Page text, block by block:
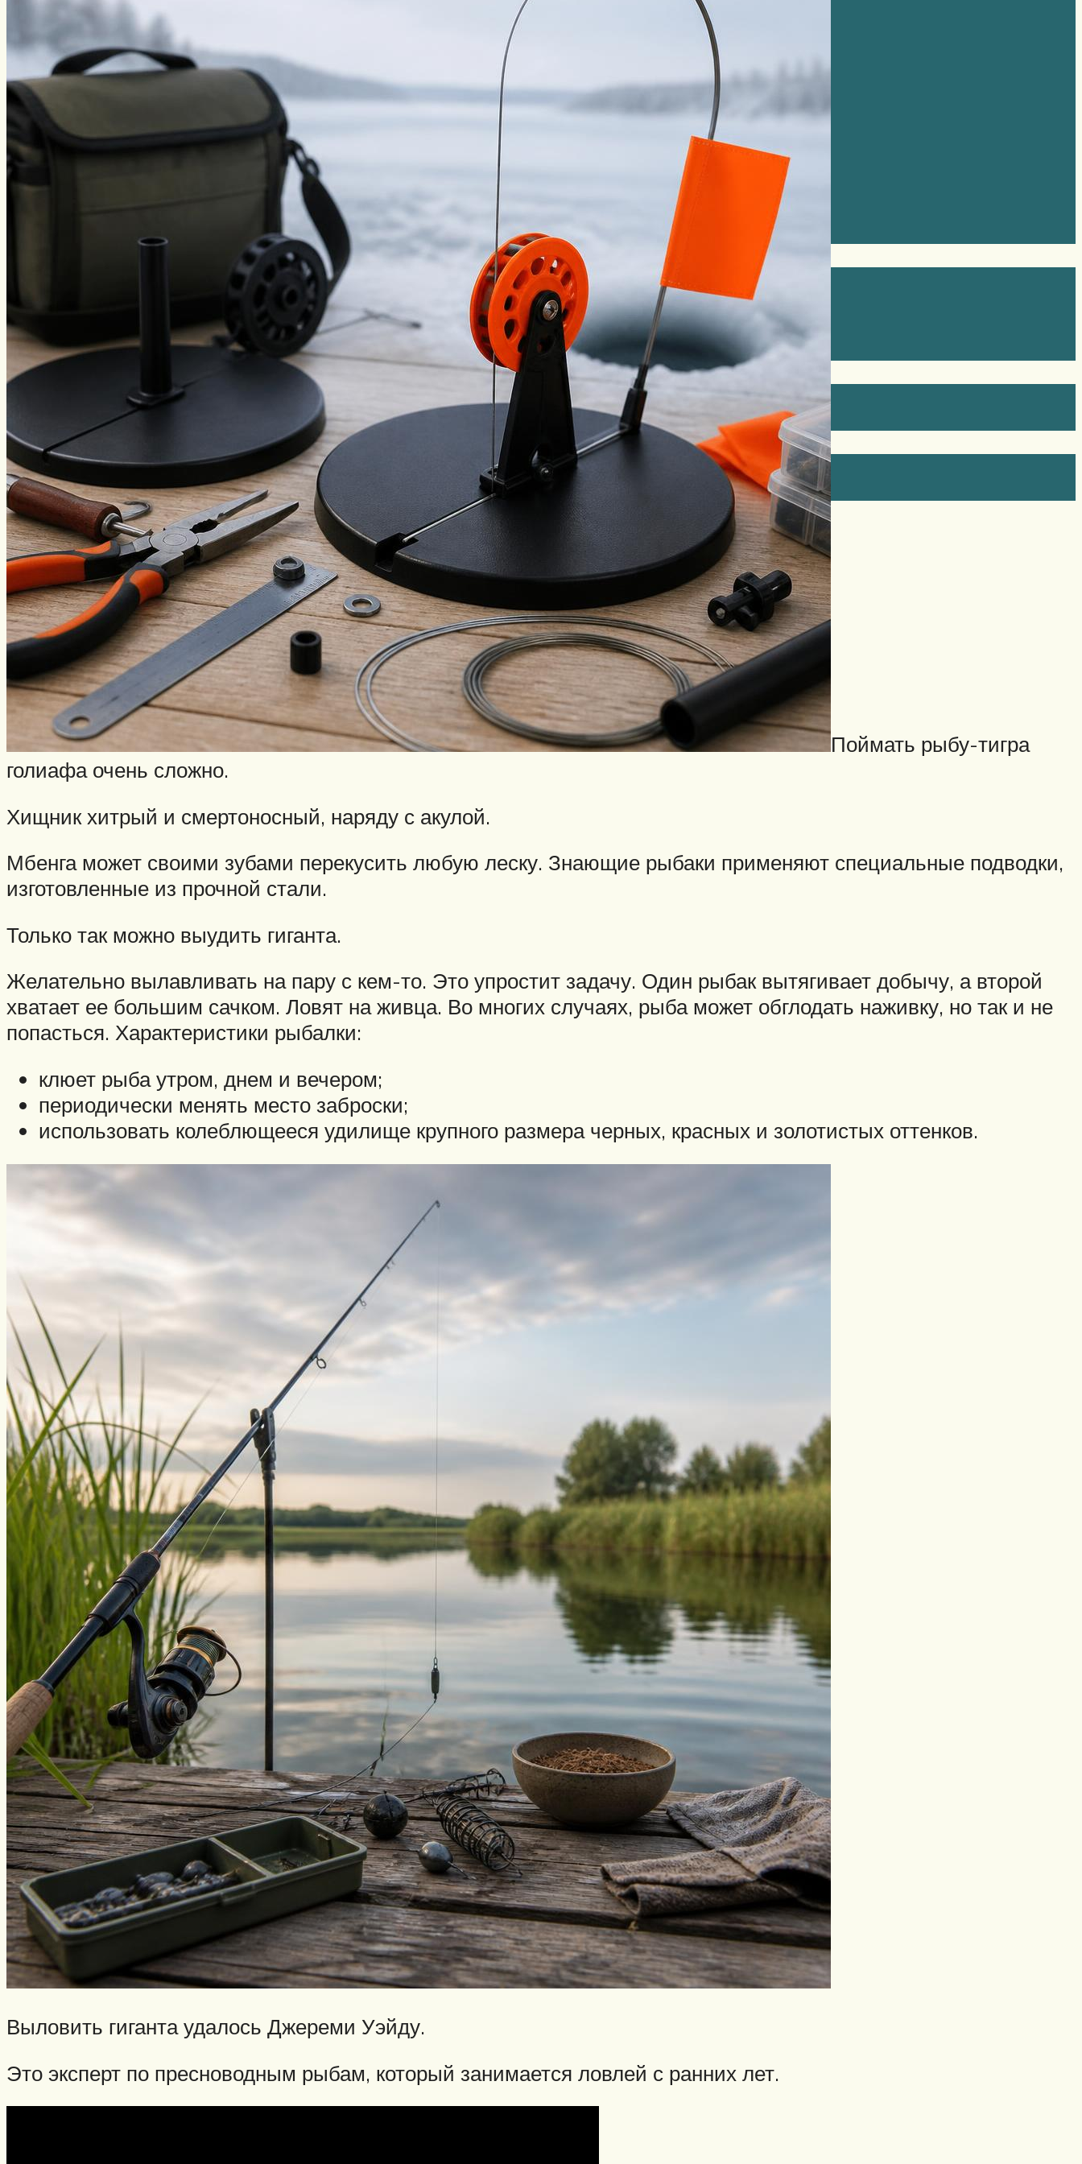
Угорь
Уклейка
Фидер
Чавыча
Чехонь
Поплавок
Виды ловли
Зимняя рыбалка
Нахлыст
Снаряжение
Эхолоты
Лодки и моторы
Узлы
Рецепты
Разное
Меню
Поймать рыбу-тигра
голиафа очень сложно.
Хищник хитрый и смертоносный, наряду с акулой.
Мбенга может своими зубами перекусить любую леску. Знающие рыбаки применяют специальные подводки,
изготовленные из прочной стали.
Только так можно выудить гиганта.
Желательно вылавливать на пару с кем-то. Это упростит задачу. Один рыбак вытягивает добычу, а второй
хватает ее большим сачком. Ловят на живца. Во многих случаях, рыба может обглодать наживку, но так и не
попасться. Характеристики рыбалки:
клюет рыба утром, днем и вечером;
периодически менять место заброски;
использовать колеблющееся удилище крупного размера черных, красных и золотистых оттенков.
Выловить гиганта удалось Джереми Уэйду.
Это эксперт по пресноводным рыбам, который занимается ловлей с ранних лет.